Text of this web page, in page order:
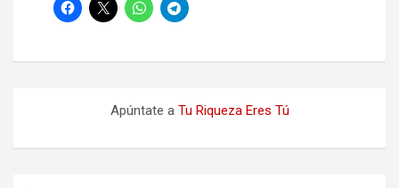
Apúntate a Tu Riqueza Eres Tú